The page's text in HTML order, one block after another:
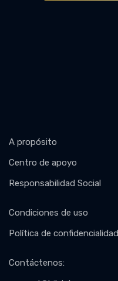
A propósito
Centro de apoyo
Responsabilidad Social
Condiciones de uso
Política de confidencialidad
Contáctenos: